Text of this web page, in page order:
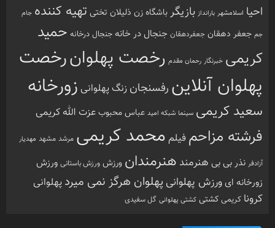
احیا اسلامشهر بارانداز بازیگرباشگاه زن ذلیلان تختی تهیه کننده جام
جم جعفر دهقان جعفردهقان جنجال در خانه جنجال درخانه حمید
کریمی خبرنگار رحمان مقدم رخصت پهلوانرخصت
پهلوان آنلاین رفسنجان زنگ پهلوانی زورخانه
سعید کریمی سینما شبکه امید عباس محبوبعزت الله کریمی
فرشته مزاحمفیلم محمد کریمی مرشد مشهد مهدیار
آزادفر نذر بی بی هنرمند هنرمندان ورزش ورزش باستانی ورزش
زورخانه ای ورزش پهلوانی پهلوان هرگز نمی میرد پهلوانی
کرونا کریمی کشتی کشتی پهلوانی گل سفیدی